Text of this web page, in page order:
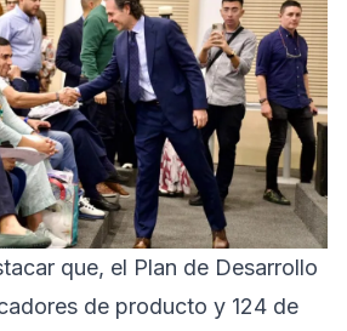
que, el Plan de Desarrollo
de producto y 124 de